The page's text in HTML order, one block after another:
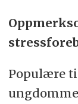
Populære